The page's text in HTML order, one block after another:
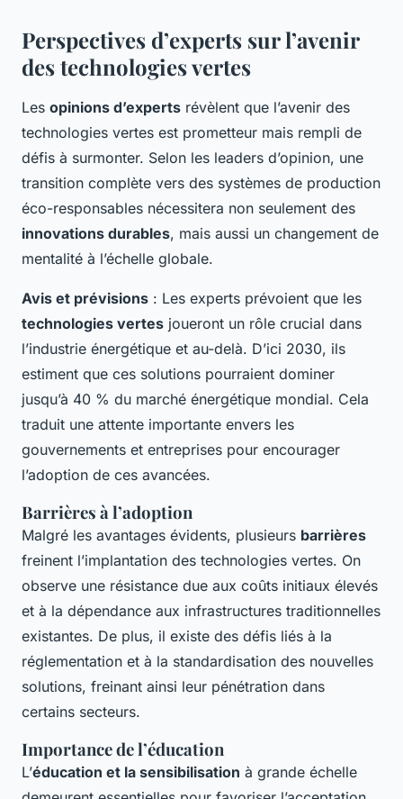
Perspectives d’experts sur l’avenir
des technologies vertes
Les opinions d’experts révèlent que l’avenir des
technologies vertes est prometteur mais rempli de
défis à surmonter. Selon les leaders d’opinion, une
transition complète vers des systèmes de production
éco-responsables nécessitera non seulement des
innovations durables, mais aussi un changement de
mentalité à l’échelle globale.
Avis et prévisions : Les experts prévoient que les
technologies vertes joueront un rôle crucial dans
l’industrie énergétique et au-delà. D’ici 2030, ils
estiment que ces solutions pourraient dominer
jusqu’à 40 % du marché énergétique mondial. Cela
traduit une attente importante envers les
gouvernements et entreprises pour encourager
l’adoption de ces avancées.
Barrières à l’adoption
Malgré les avantages évidents, plusieurs barrières
freinent l’implantation des technologies vertes. On
observe une résistance due aux coûts initiaux élevés
et à la dépendance aux infrastructures traditionnelles
existantes. De plus, il existe des défis liés à la
réglementation et à la standardisation des nouvelles
solutions, freinant ainsi leur pénétration dans
certains secteurs.
Importance de l’éducation
L’éducation et la sensibilisation à grande échelle